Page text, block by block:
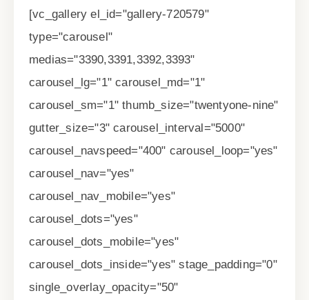
[vc_gallery el_id="gallery-720579"
type="carousel"
medias="3390,3391,3392,3393"
carousel_lg="1" carousel_md="1"
carousel_sm="1" thumb_size="twentyone-nine"
gutter_size="3" carousel_interval="5000"
carousel_navspeed="400" carousel_loop="yes"
carousel_nav="yes"
carousel_nav_mobile="yes"
carousel_dots="yes"
carousel_dots_mobile="yes"
carousel_dots_inside="yes" stage_padding="0"
single_overlay_opacity="50"